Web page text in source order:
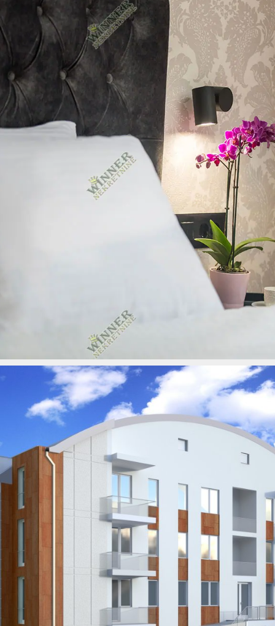
Susvojina i zajednička svojina
Susvojina i zajednička svojina, se u mnogome razlikuju a ono što
im je zajedničko jeste pravo svojine dva ili više lica na jednoj stvari
(u našem slučaju – nekretnini) koja nije fizički podeljena, izrada
web sajtova… Susvojina i zajednička svojina Kako se postaje
suvlasnik a kako zajedničar? Šta to znači za upravljanje i
raspolaganje nekretninom, […]
Kako se vrsi prenos infostana, telefona i
struje prilikom kupovine nepokretnosti?
Kako se vrsi prenos infostana, telefona i struje prilikom kupovine
nepokretnosti? PTT priključak se prenosi sa Kupca na Prodavca
po overi Ugovora o kupoprodaji nepokretnosti, zajedničkim
odlaskom Kupca i Prodavca u korisnički servis PTT-a, gde Kupac
podnosi zahtev za promenu imena korisnika PTT priključka, a
Prodavac zahtev za odjavu i preseljenje istog na novu adresu. […]